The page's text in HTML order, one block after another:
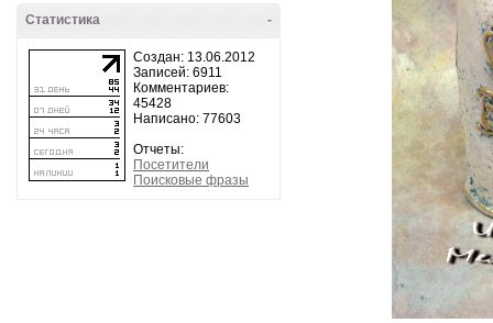
-
Статистика
Создан: 13.06.2012
Записей: 6911
Комментариев:
45428
Написано: 77603
Отчеты:
Посетители
Поисковые фразы